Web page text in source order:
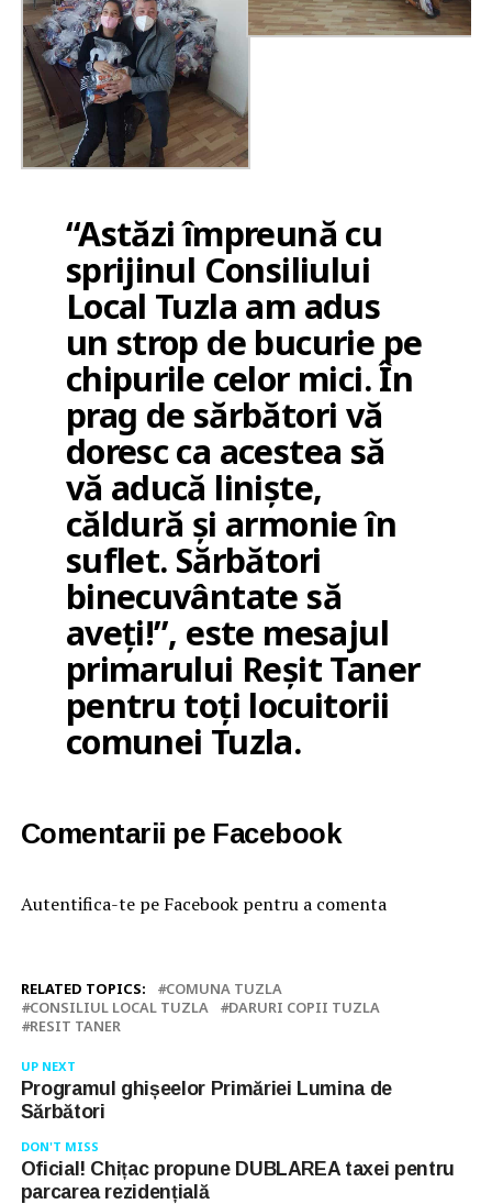
“Astăzi împreună cu
sprijinul Consiliului
Local Tuzla am adus
un strop de bucurie pe
chipurile celor mici. În
prag de sărbători vă
doresc ca acestea să
vă aducă liniște,
căldură și armonie în
suflet. Sărbători
binecuvântate să
aveți!”, este mesajul
primarului Reșit Taner
pentru toți locuitorii
comunei Tuzla.
Comentarii pe Facebook
Autentifica-te pe Facebook pentru a comenta
RELATED TOPICS:
COMUNA TUZLA
CONSILIUL LOCAL TUZLA
DARURI COPII TUZLA
RESIT TANER
UP NEXT
Programul ghișeelor Primăriei Lumina de
Sărbători
DON'T MISS
Oficial! Chițac propune DUBLAREA taxei pentru
parcarea rezidențială